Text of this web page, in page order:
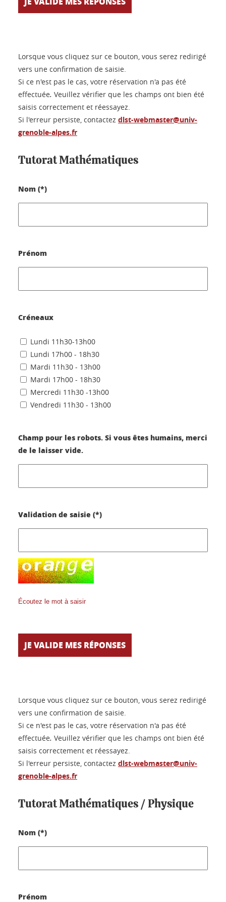
Lorsque vous cliquez sur ce bouton, vous serez redirigé
vers une confirmation de saisie.
Si ce n'est pas le cas, votre réservation n'a pas été
effectuée. Veuillez vérifier que les champs ont bien été
saisis correctement et réessayez.
Si l'erreur persiste, contactez dlst-webmaster@univ-
grenoble-alpes.fr
Tutorat Mathématiques
Nom (*)
Prénom
Créneaux
Lundi 11h30-13h00
Lundi 17h00 - 18h30
Mardi 11h30 - 13h00
Mardi 17h00 - 18h30
Mercredi 11h30 -13h00
Vendredi 11h30 - 13h00
Champ pour les robots. Si vous êtes humains, merci
de le laisser vide.
Validation de saisie (*)
Écoutez le mot à saisir
Lorsque vous cliquez sur ce bouton, vous serez redirigé
vers une confirmation de saisie.
Si ce n'est pas le cas, votre réservation n'a pas été
effectuée. Veuillez vérifier que les champs ont bien été
saisis correctement et réessayez.
Si l'erreur persiste, contactez dlst-webmaster@univ-
grenoble-alpes.fr
Tutorat Mathématiques / Physique
Nom (*)
Prénom